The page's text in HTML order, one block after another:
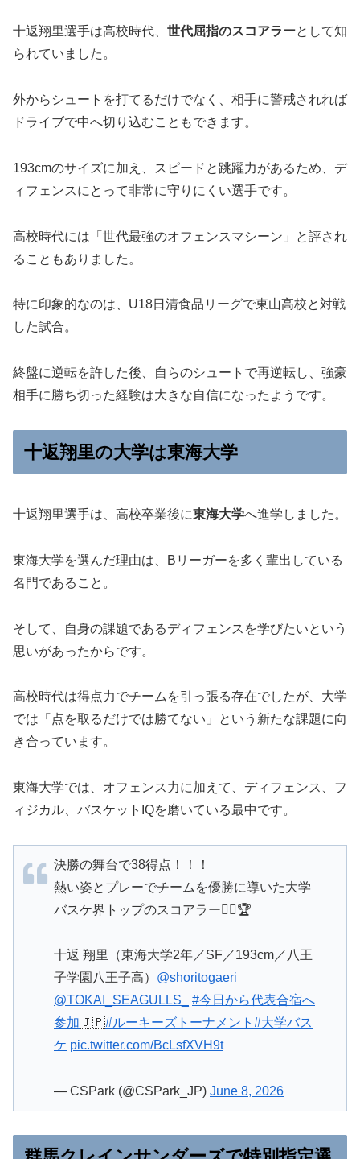
十返翔里選手は高校時代、 世代屈指のスコアラーとして知
られていました。
外からシュートを打てるだけでなく、相手に警戒されれば
ドライブで中へ切り込むこともできます。
193cmのサイズに加え、スピードと跳躍力があるため、デ
ィフェンスにとって非常に守りにくい選手です。
高校時代には「世代最強のオフェンスマシーン」と評され
ることもありました。
特に印象的なのは、U18日清食品リーグで東山高校と対戦
した試合。
終盤に逆転を許した後、自らのシュートで再逆転し、強豪
相手に勝ち切った経験は大きな自信になったようです。
十返翔里の大学は東海大学
十返翔里選手は、高校卒業後に東海大学へ進学しました。
東海大学を選んだ理由は、Bリーガーを多く輩出している
名門であること。
そして、自身の課題であるディフェンスを学びたいという
思いがあったからです。
高校時代は得点力でチームを引っ張る存在でしたが、大学
では「点を取るだけでは勝てない」という新たな課題に向
き合っています。
東海大学では、オフェンス力に加えて、ディフェンス、フ
ィジカル、バスケットIQを磨いている最中です。
決勝の舞台で38得点！！！
熱い姿とプレーでチームを優勝に導いた大学
バスケ界トップのスコアラー❤️‍🔥🏆
十返 翔里（東海大学2年／SF／193cm／八王
子学園八王子高） @shoritogaeri
@TOKAI_SEAGULLS_
#今日から代表合宿へ
参加🇯🇵#ルーキーズトーナメント #大学バス
ケ pic.twitter.com/BcLsfXVH9t
— CSPark (@CSPark_JP) June 8, 2026